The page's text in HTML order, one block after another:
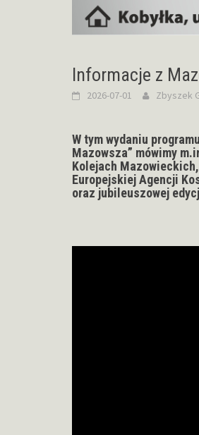
Informacje z
2026-07-01 Zbyszek
W tym wydaniu
Mazowsza” mówimy
Kolejach
Europejskiej Agencji
oraz jubileuszowej